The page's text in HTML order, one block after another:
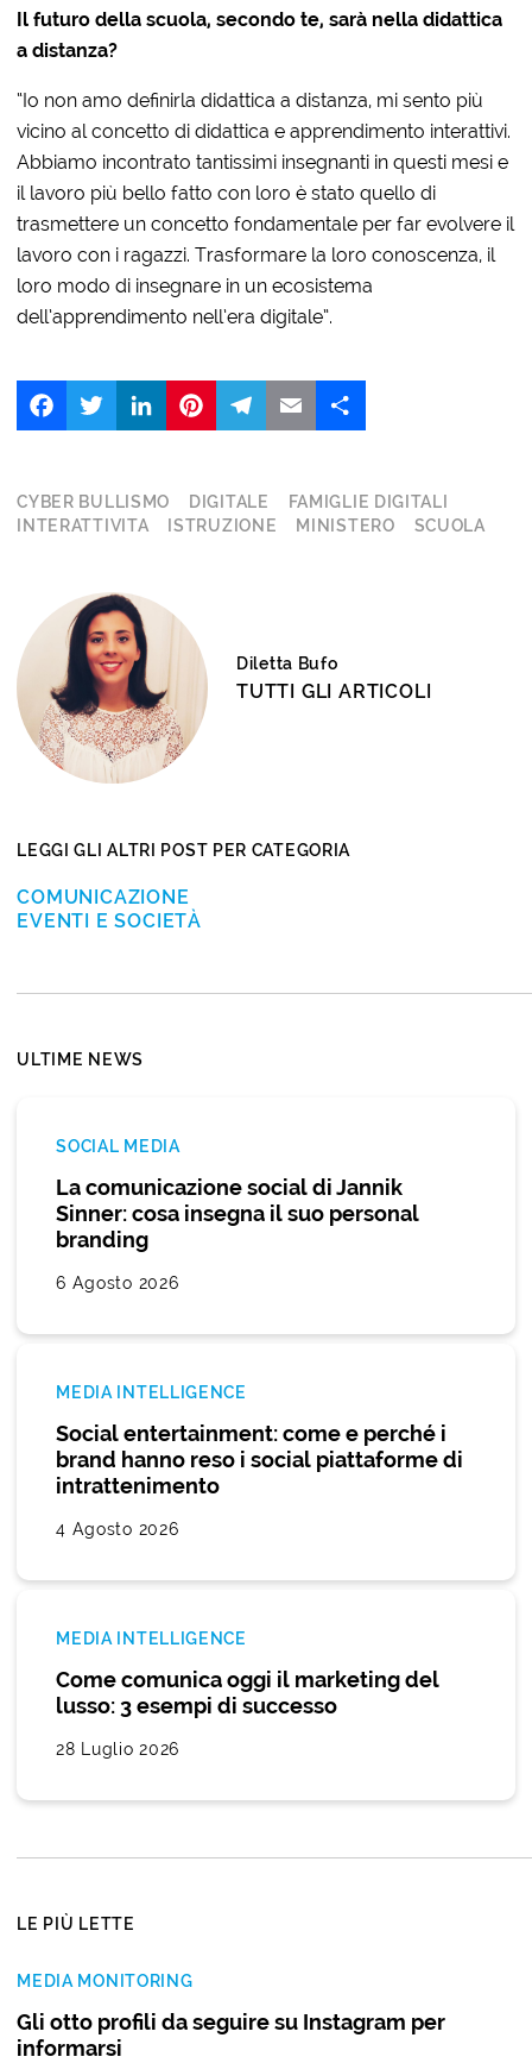
Il futuro della scuola, secondo te, sarà nella didattica
a distanza?
“Io non amo definirla didattica a distanza, mi sento più
vicino al concetto di didattica e apprendimento interattivi.
Abbiamo incontrato tantissimi insegnanti in questi mesi e
il lavoro più bello fatto con loro è stato quello di
trasmettere un concetto fondamentale per far evolvere il
lavoro con i ragazzi. Trasformare la loro conoscenza, il
loro modo di insegnare in un ecosistema
dell’apprendimento nell’era digitale”.
FacebookTwitter LinkedIn
CYBER BULLISMO DIGITALE
FAMIGLIE DIGITALI
INTERATTIVITA
ISTRUZIONE MINISTERO SCUOLA
Diletta Bufo
TUTTI GLI ARTICOLI
LEGGI GLI ALTRI POST PER CATEGORIA
COMUNICAZIONE
EVENTI E SOCIETÀ
ULTIME NEWS
SOCIAL MEDIA
La comunicazione social di Jannik
Sinner: cosa insegna il suo personal
branding
6 Agosto 2026
MEDIA INTELLIGENCE
Social entertainment: come e perché i
brand hanno reso i social piattaforme di
intrattenimento
4 Agosto 2026
MEDIA INTELLIGENCE
Come comunica oggi il marketing del
lusso: 3 esempi di successo
28 Luglio 2026
LE PIÙ LETTE
MEDIA MONITORING
Gli otto profili da seguire su Instagram per
informarsi